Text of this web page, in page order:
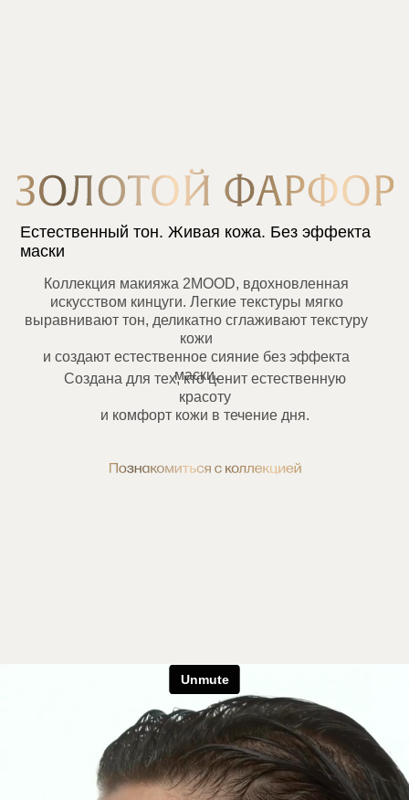
Коллекция макияжа 2MOOD, вдохновленная
искусством кинцуги. Легкие текстуры мягко
кожи
и создают естественное сияние без эффекта
маски.
Создана для тех, кто ценит естественную
красоту
и комфорт кожи в течение дня.
Естественный тон. Живая кожа. Без эффекта
маски